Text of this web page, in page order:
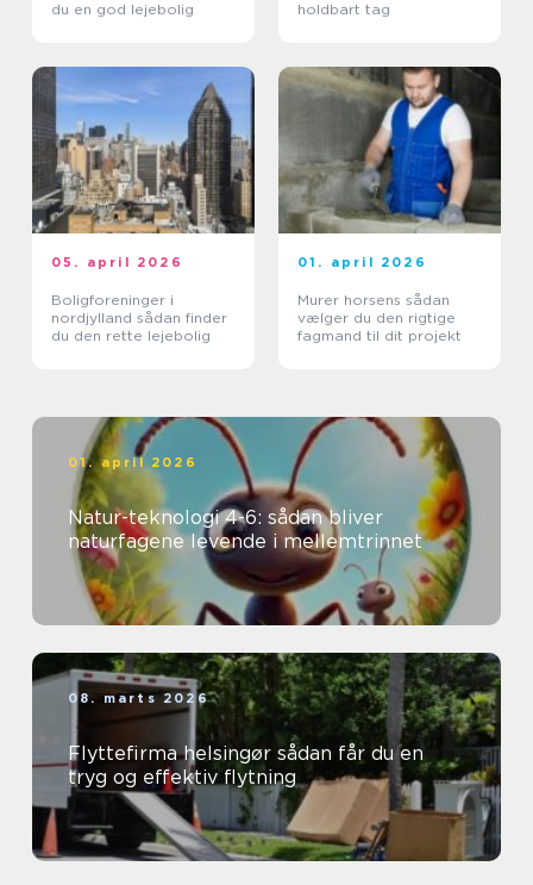
du en god lejebolig
holdbart tag
05. april 2026
Boligforeninger i
nordjylland sådan finder
du den rette lejebolig
01. april 2026
Murer horsens sådan
vælger du den rigtige
fagmand til dit projekt
01. april 2026
Natur-teknologi 4-6: sådan bliver
naturfagene levende i mellemtrinnet
08. marts 2026
Flyttefirma helsingør sådan får du en
tryg og effektiv flytning